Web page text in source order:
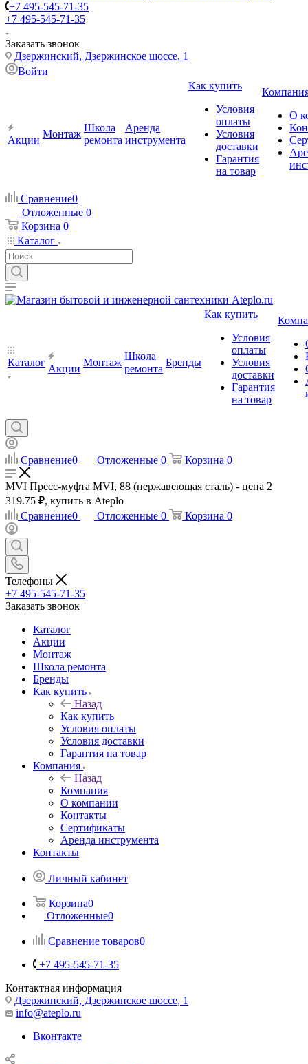
+7 495-545-71-35
+7 495-545-71-35
Заказать звонок
Дзержинский, Дзержинское шоссе, 1
Войти
Акции
Монтаж
Школа
ремонта
Аренда
инструмента
Как купить
Условия
оплаты
Условия
доставки
Гарантия
на товар
О
Сравнение0
Отложенные 0
Корзина 0
Каталог
Каталог
Акции
Монтаж
Школа
ремонта
Бренды
Как купить
Условия
оплаты
Условия
доставки
Гарантия
на товар
Сравнение0 Отложенные 0 Корзина 0
MVI Пресс-муфта MVI, 88 (нержавеющая сталь) - цена 2
319.75 ₽, купить в Ateplo
Сравнение0 Отложенные 0 Корзина 0
Телефоны
+7 495-545-71-35
Заказать звонок
Каталог
Акции
Монтаж
Школа ремонта
Бренды
Как купить
Назад
Как купить
Условия оплаты
Условия доставки
Гарантия на товар
Компания
Назад
Компания
О компании
Контакты
Сертификаты
Аренда инструмента
Контакты
Личный кабинет
Корзина0
Отложенные0
Сравнение товаров0
+7 495-545-71-35
Контактная информация
Дзержинский, Дзержинское шоссе, 1
info@ateplo.ru
Вконтакте